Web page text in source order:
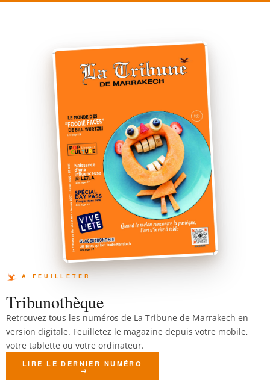
Tribunothèque
Retrouvez tous les numéros de La Tribune de Marrakech en
version digitale. Feuilletez le magazine depuis votre mobile,
votre tablette ou votre ordinateur.
LIRE LE DERNIER NUMÉRO